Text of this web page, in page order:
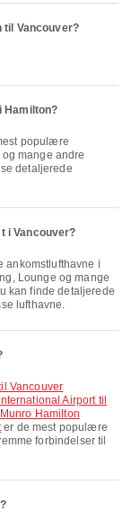
Vancouver?
Hamilton?
populære
mange andre
detaljerede
i Vancouver?
i
Lounge og mange
kan finde detaljerede
lufthavne.
Airport til
Hamilton
er de mest populære
forbindelser til